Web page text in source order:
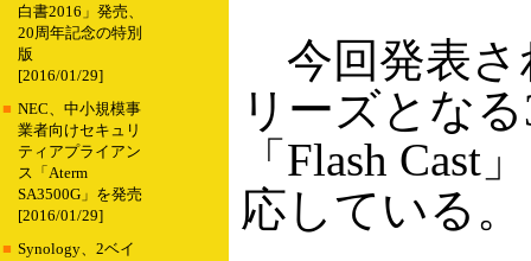
白書2016」発売、
20周年記念の特別
版
[2016/01/29]
■ NEC、中小規模事
業者向けセキュリ
ティアプライアン
ス「Aterm
SA3500G」を発売
[2016/01/29]
■ Synology、2ベイ
今回発表さ
リーズとな
「Flash
応している。